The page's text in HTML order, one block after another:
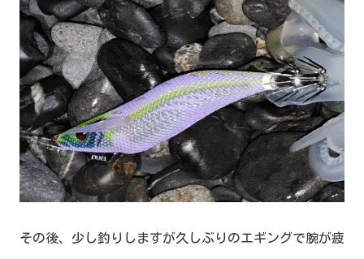
その後、少し釣りしますが久しぶりのエギングで腕が疲